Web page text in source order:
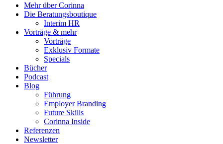
Mehr über Corinna
Die Beratungsboutique
Interim HR
Vorträge & mehr
Vorträge
Exklusiv Formate
Specials
Bücher
Podcast
Blog
Führung
Employer Branding
Future Skills
Corinna Inside
Referenzen
Newsletter